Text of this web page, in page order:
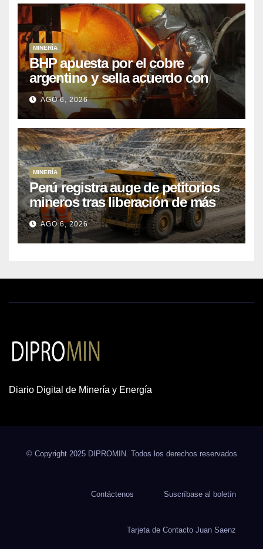
MINERÍA
BHP apuesta por el cobre
argentino y sella acuerdo con
Kobrea para siete proyecto
AGO 6, 2026
MINERÍA
Perú registra auge de petitorios
mineros tras liberación de más
de mil concesiones para explorar
cobre y oro
AGO 6, 2026
Diario Digital de Minería y Energía
© Copyright 2025 DIPROMIN. Todos los derechos reservados
Contáctenos Suscríbase al boletín
Tarjeta de Contacto Juan Saenz